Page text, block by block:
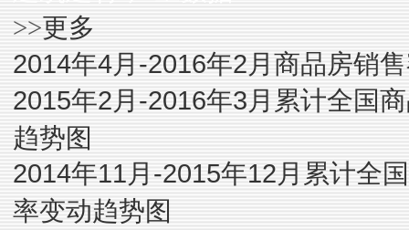
>>更多
2014年4月-2016年2月商品房销
2015年2月-2016年3月累计全国
趋势图
2014年11月-2015年12月累计全
率变动趋势图